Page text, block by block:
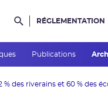
Rechercher dans le
RÉGLEMENTATION
Publications
% des riverains et 60 % des